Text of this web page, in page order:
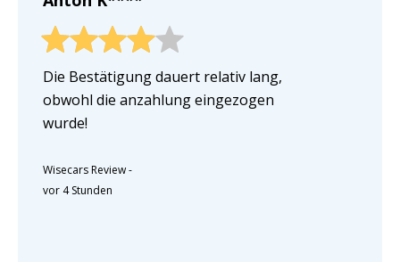
Die Bestätigung dauert relativ lang,
obwohl die anzahlung eingezogen
wurde!
Wisecars Review-
vor 4 Stunden